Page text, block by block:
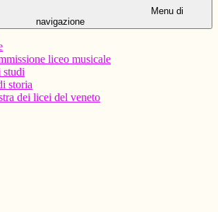
Menu di
navigazione
liceo musicale
studi
storia
dei licei del veneto